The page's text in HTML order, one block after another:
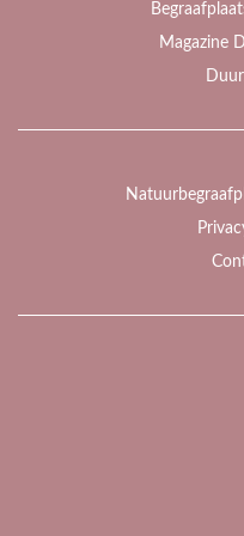
Magazine